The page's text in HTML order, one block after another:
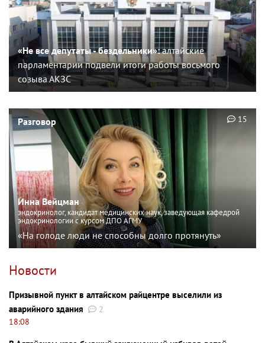
«Не все депутаты - бездельники»:алтайские
парламентарии подвели итоги работы восьмого
созыва АКЗС
Разговор
Инна Вейцман
эндокринолог, кандидат медицинских наук, заведующая кафедрой
эндокринологии с курсом ДПО АГМУ
«На голоде люди не способны долго протянуть»
15
Новости
Призывной пункт в алтайском райцентре выселили из
аварийного здания
2
18:08